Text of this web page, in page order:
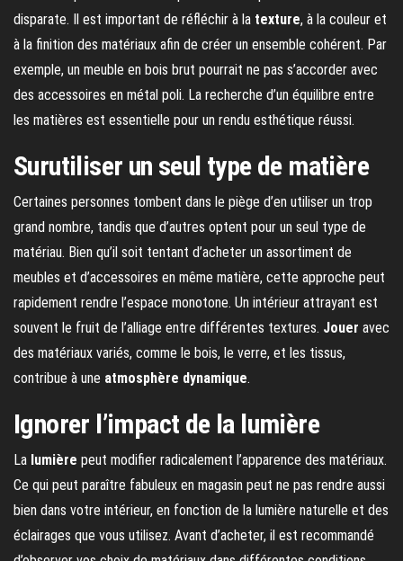
disparate. Il est important de réfléchir à la texture, à la couleur et
à la finition des matériaux afin de créer un ensemble cohérent. Par
exemple, un meuble en bois brut pourrait ne pas s’accorder avec
des accessoires en métal poli. La recherche d’un équilibre entre
les matières est essentielle pour un rendu esthétique réussi.
Surutiliser un seul type de matière
Certaines personnes tombent dans le piège d’en utiliser un trop
grand nombre, tandis que d’autres optent pour un seul type de
matériau. Bien qu’il soit tentant d’acheter un assortiment de
meubles et d’accessoires en même matière, cette approche peut
rapidement rendre l’espace monotone. Un intérieur attrayant est
souvent le fruit de l’alliage entre différentes textures. Jouer avec
des matériaux variés, comme le bois, le verre, et les tissus,
contribue à une atmosphère dynamique.
Ignorer l’impact de la lumière
La lumière peut modifier radicalement l’apparence des matériaux.
Ce qui peut paraître fabuleux en magasin peut ne pas rendre aussi
bien dans votre intérieur, en fonction de la lumière naturelle et des
éclairages que vous utilisez. Avant d’acheter, il est recommandé